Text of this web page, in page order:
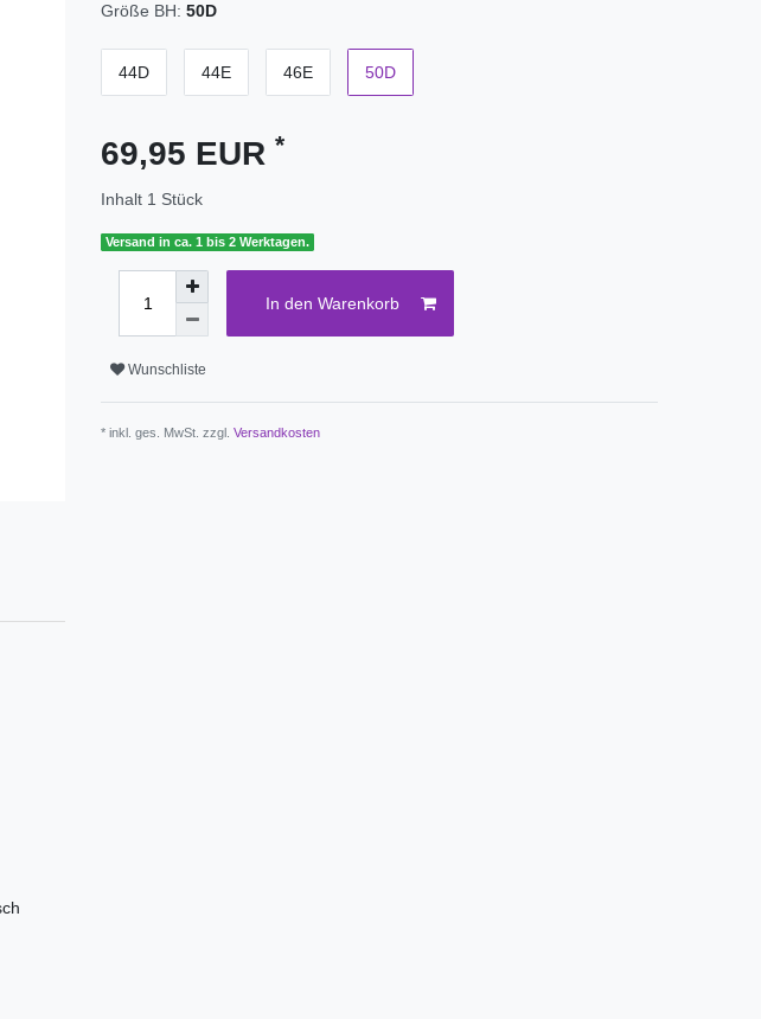
Größe BH: 50D
44D 44E 46E 50D
69,95 EUR *
Inhalt 1 Stück
Versand in ca. 1 bis 2 Werktagen.
In den Warenkorb
Wunschliste
* inkl. ges. MwSt. zzgl. Versandkosten